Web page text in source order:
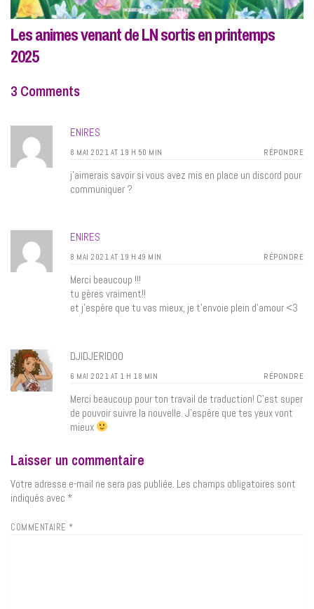
Les animes venant de LN sortis en printemps
2025
3 Comments
ENIRES
8 MAI 2021 AT 19 H 50 MIN RÉPONDRE
j’aimerais savoir si vous avez mis en place un discord pour
communiquer ?
ENIRES
8 MAI 2021 AT 19 H 49 MIN RÉPONDRE
Merci beaucoup !!!
tu gères vraiment!!
et j’espère que tu vas mieux, je t’envoie plein d’amour <3
DJIDJERIDOO
6 MAI 2021 AT 1 H 18 MIN RÉPONDRE
Merci beaucoup pour ton travail de traduction! C’est super
de pouvoir suivre la nouvelle. J’espère que tes yeux vont
mieux
Laisser un commentaire
Votre adresse e-mail ne sera pas publiée. Les champs obligatoires sont
indiqués avec *
COMMENTAIRE *